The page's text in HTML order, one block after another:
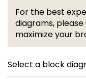
For the best
diagrams,
maximize your
Select a block